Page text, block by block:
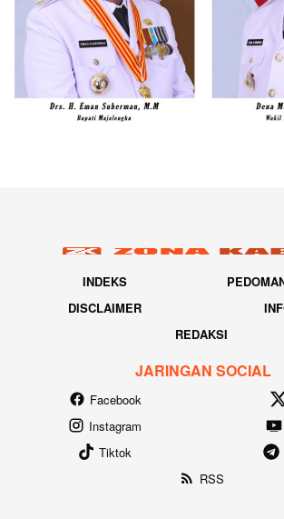
INDEKS
DISCLAIMER
REDAKSI
JARINGAN SOCIAL
Facebook
Instagram
Tiktok
RSS